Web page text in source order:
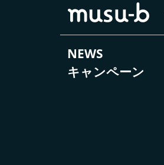
NEWS
キャンペーン